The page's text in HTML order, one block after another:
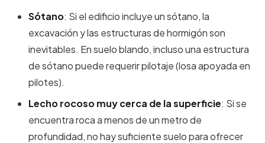
Sótano: Si el edificio incluye un sótano, la
excavación y las estructuras de hormigón son
inevitables. En suelo blando, incluso una estructura
de sótano puede requerir pilotaje (losa apoyada en
pilotes).
Lecho rocoso muy cerca de la superficie: Si se
encuentra roca a menos de un metro de
profundidad, no hay suficiente suelo para ofrecer